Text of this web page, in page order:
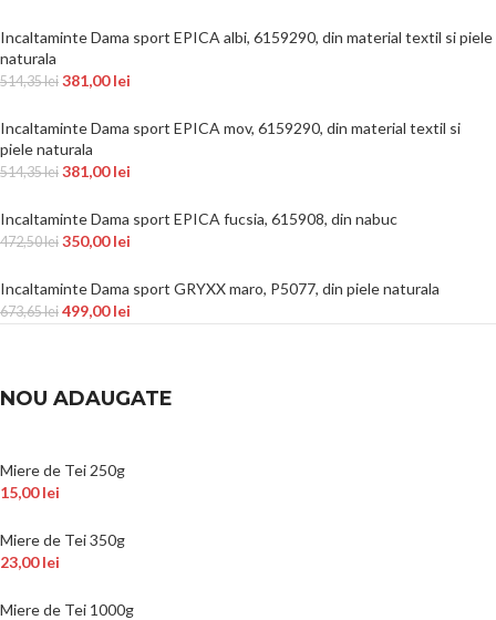
Incaltaminte Dama sport EPICA albi, 6159290, din material textil si piele
naturala
514,35lei 381,00lei
Incaltaminte Dama sport EPICA mov, 6159290, din material textil si
piele naturala
514,35lei 381,00lei
Incaltaminte Dama sport EPICA fucsia, 615908, din nabuc
472,50lei 350,00lei
Incaltaminte Dama sport GRYXX maro, P5077, din piele naturala
673,65lei 499,00lei
NOU ADAUGATE
Miere de Tei 250g
15,00lei
Miere de Tei 350g
23,00lei
Miere de Tei 1000g